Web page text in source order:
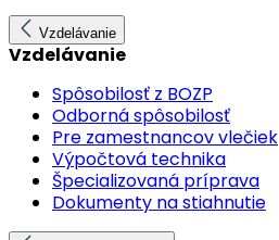
Vzdelávanie
Vzdelávanie
Spôsobilosť z BOZP
Odborná spôsobilosť
Pre zamestnancov vlečiek
Výpočtová technika
Špecializovaná príprava
Dokumenty na stiahnutie